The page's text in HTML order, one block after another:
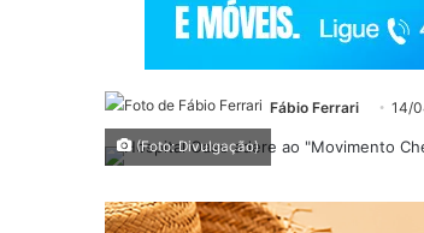
Fábio Ferrari 14/
(Foto: Divulgação)